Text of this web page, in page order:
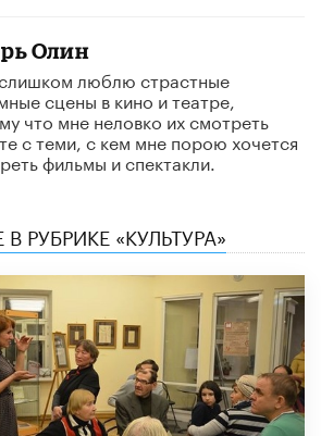
Олин
люблю страстные
сцены в кино и театре,
что мне неловко их смотреть
с теми, с кем мне порою хочется
фильмы и спектакли.
РУБРИКЕ «КУЛЬТУРА»